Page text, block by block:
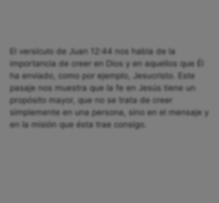
El versículo de Juan 12:44 nos habla de la
importancia de creer en Dios y en aquellos que Él
ha enviado, como por ejemplo, Jesucristo. Este
pasaje nos muestra que la fe en Jesús tiene un
propósito mayor, que no se trata de creer
simplemente en una persona, sino en el mensaje y
en la misión que ésta trae consigo.